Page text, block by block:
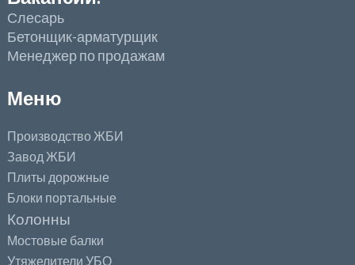
Слесарь
Бетонщик-арматурщик
Менеджер по продажам
Меню
Производство ЖБИ
Завод ЖБИ
Плиты дорожные
Блоки портальные
Колонны
Мостовые балки
Утяжелители УБО